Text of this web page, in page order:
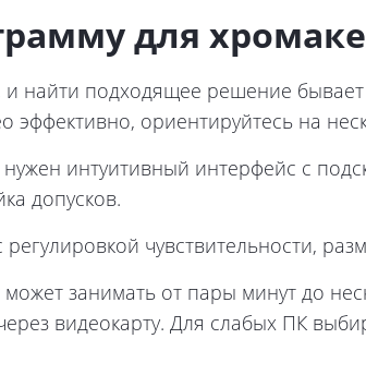
для
найти подходящее решение
эффективно, ориентируйтесь на
интуитивный интерфейс с
допусков.
чувствительности,
занимать от пары минут до
видеокарту. Для слабых ПК